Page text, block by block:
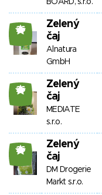
BOARD, s.r.o.
26
Zelený
čaj
Alnatura
GmbH
26
Zelený
čaj
MEDIATE
s.r.o.
26
Zelený
čaj
DM Drogerie
Markt s.r.o.